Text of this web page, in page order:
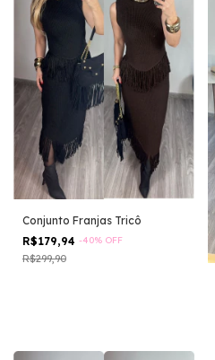
Conjunto Franjas Tricô
R$179,94 -40% OFF
R$299,90